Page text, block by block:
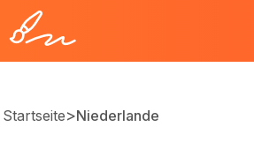
Startseite>Niederlande